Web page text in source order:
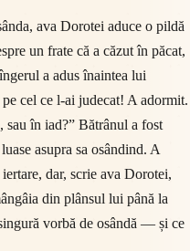
ava Dorotei aduce o pildă
un frate că a căzut în păcat,
a adus înaintea lui
cel ce l-ai judecat! A adormit.
în iad?” Bătrânul a fost
asupra sa osândind. A
dar, scrie ava Dorotei,
din plânsul lui până la
vorbă de osândă — și ce